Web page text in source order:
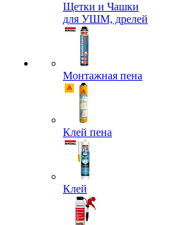
Щетки и Чашки
для УШМ, дрелей
Монтажная пена
Клей пена
Клей